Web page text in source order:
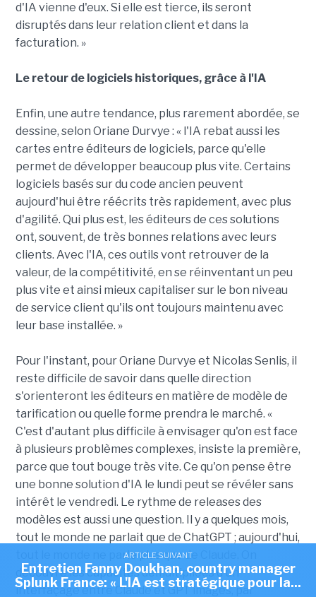
d'IA vienne d'eux. Si elle est tierce, ils seront
disruptés dans leur relation client et dans la
facturation. »
Le retour de logiciels historiques, grâce à l'IA
Enfin, une autre tendance, plus rarement abordée, se
dessine, selon Oriane Durvye : « l'IA rebat aussi les
cartes entre éditeurs de logiciels, parce qu'elle
permet de développer beaucoup plus vite. Certains
logiciels basés sur du code ancien peuvent
aujourd'hui être réécrits très rapidement, avec plus
d'agilité. Qui plus est, les éditeurs de ces solutions
ont, souvent, de très bonnes relations avec leurs
clients. Avec l'IA, ces outils vont retrouver de la
valeur, de la compétitivité, en se réinventant un peu
plus vite et ainsi mieux capitaliser sur le bon niveau
de service client qu'ils ont toujours maintenu avec
leur base installée. »
Pour l'instant, pour Oriane Durvye et Nicolas Senlis, il
reste difficile de savoir dans quelle direction
s'orienteront les éditeurs en matière de modèle de
tarification ou quelle forme prendra le marché. «
C'est d'autant plus difficile à envisager qu'on est face
à plusieurs problèmes complexes, insiste la première,
parce que tout bouge très vite. Ce qu'on pense être
une bonne solution d'IA le lundi peut se révéler sans
intérêt le vendredi. Le rythme de releases des
modèles est aussi une question. Il y a quelques mois,
tout le monde ne parlait que de ChatGPT ; aujourd'hui,
tout le monde ne parle plus que de Claude. On
découvre les capacités démultipliées d'un
interfaçage entre Claude et GPT images, par
ARTICLE SUIVANT
Entretien Fanny Doukhan, country manager
Splunk France: « L'IA est stratégique pour la...